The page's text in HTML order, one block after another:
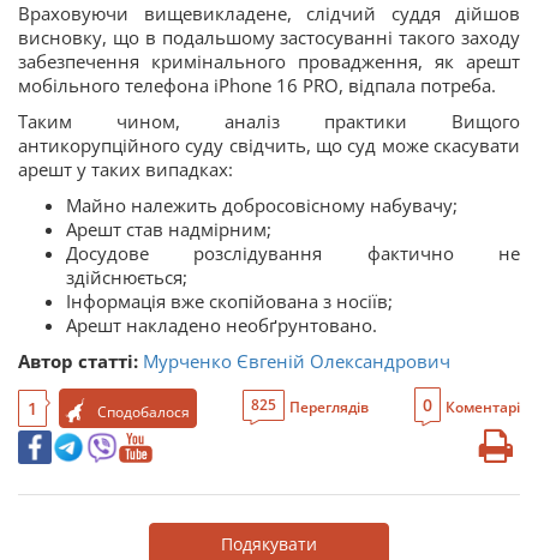
Враховуючи вищевикладене, слідчий суддя дійшов
висновку, що в подальшому застосуванні такого заходу
забезпечення кримінального провадження, як арешт
мобільного телефона iPhone 16 PRO, відпала потреба.
Таким чином, аналіз практики Вищого
антикорупційного суду свідчить, що суд може скасувати
арешт у таких випадках:
Майно належить добросовісному набувачу;
Арешт став надмірним;
Досудове розслідування фактично не
здійснюється;
Інформація вже скопійована з носіїв;
Арешт накладено необґрунтовано.
Автор статті: Мурченко Євгеній Олександрович
1 Сподобалося 825 Переглядів 0 Коментарі
Подякувати